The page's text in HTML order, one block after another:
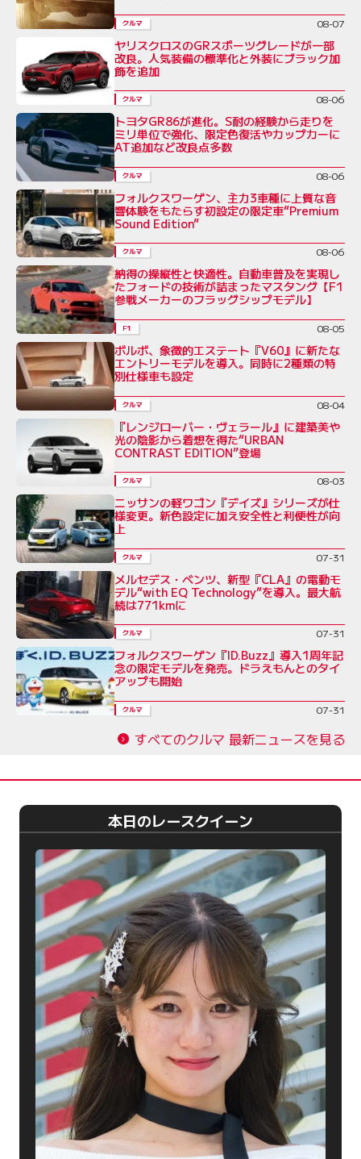
クルマ 08-07
ヤリスクロスのGRスポーツグレードが一部
改良。人気装備の標準化と外装にブラック加
飾を追加
クルマ 08-06
トヨタGR86が進化。S耐の経験から走りを
ミリ単位で強化、限定色復活やカップカーに
AT追加など改良点多数
クルマ 08-06
フォルクスワーゲン、主力3車種に上質な音
響体験をもたらす初設定の限定車“Premium
Sound Edition”
クルマ 08-06
納得の操縦性と快適性。自動車普及を実現し
たフォードの技術が詰まったマスタング【F1
参戦メーカーのフラッグシップモデル】
F1 08-05
ボルボ、象徴的エステート『V60』に新たな
エントリーモデルを導入。同時に2種類の特
別仕様車も設定
クルマ 08-04
『レンジローバー・ヴェラール』に建築美や
光の陰影から着想を得た“URBAN
CONTRAST EDITION”登場
クルマ 08-03
ニッサンの軽ワゴン『デイズ』シリーズが仕
様変更。新色設定に加え安全性と利便性が向
上
クルマ 07-31
メルセデス・ベンツ、新型『CLA』の電動モ
デル“with EQ Technology”を導入。最大航
続は771kmに
クルマ 07-31
フォルクスワーゲン『ID.Buzz』導入1周年記
念の限定モデルを発売。ドラえもんとのタイ
アップも開始
クルマ 07-31
すべてのクルマ 最新ニュースを見る
本日のレースクイーン